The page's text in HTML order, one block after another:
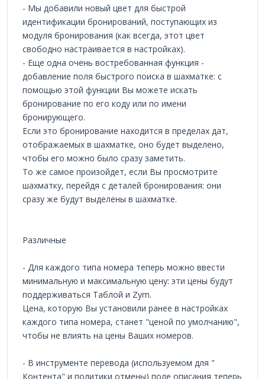
- Мы добавили новый цвет для быстрой
идентификации бронирований, поступающих из
модуля бронирования (как всегда, этот цвет
свободно настраивается в настройках).
- Еще одна очень востребованная функция -
добавление поля быстрого поиска в шахматке: с
помощью этой функции Вы можете искать
бронирование по его коду или по имени
бронирующего.
Если это бронирование находится в пределах дат,
отображаемых в шахматке, оно будет выделено,
чтобы его можно было сразу заметить.
То же самое произойдет, если Вы просмотрите
шахматку, перейдя с деталей бронирования: они
сразу же будут выделены в шахматке.
Различные
- Для каждого типа номера теперь можно ввести
минимальную и максимальную цену: эти цены будут
поддерживаться Таблой и Zym.
Цена, которую Вы установили ранее в настройках
каждого типа номера, станет "ценой по умолчанию",
чтобы не влиять на цены Ваших номеров.
- В инструменте перевода (используемом для "
Контента" и политики отмены) поле описания теперь